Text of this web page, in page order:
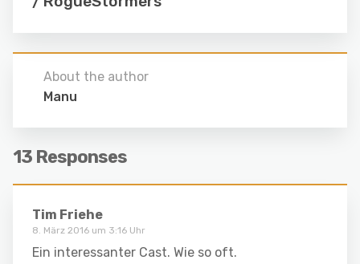
About the author
Manu
13 Responses
Tim Friehe
8. März 2016 um 3:16 Uhr
Ein interessanter Cast. Wie so oft.